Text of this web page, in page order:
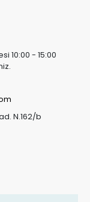
10:00 - 15:00
N.162/b